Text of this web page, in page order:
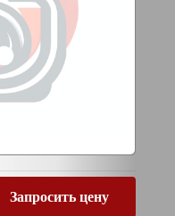
Запросить цену